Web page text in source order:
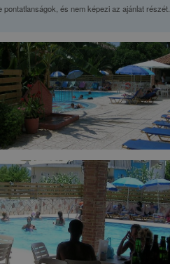
és nem képezi az ajánlat részét.